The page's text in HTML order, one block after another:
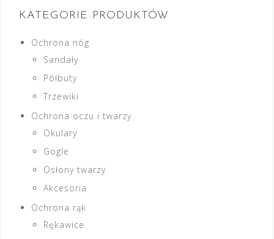
KATEGORIE PRODUKTÓW
Ochrona nóg
Sandały
Półbuty
Trzewiki
Ochrona oczu i twarzy
Okulary
Gogle
Osłony twarzy
Akcesoria
Ochrona rąk
Rękawice